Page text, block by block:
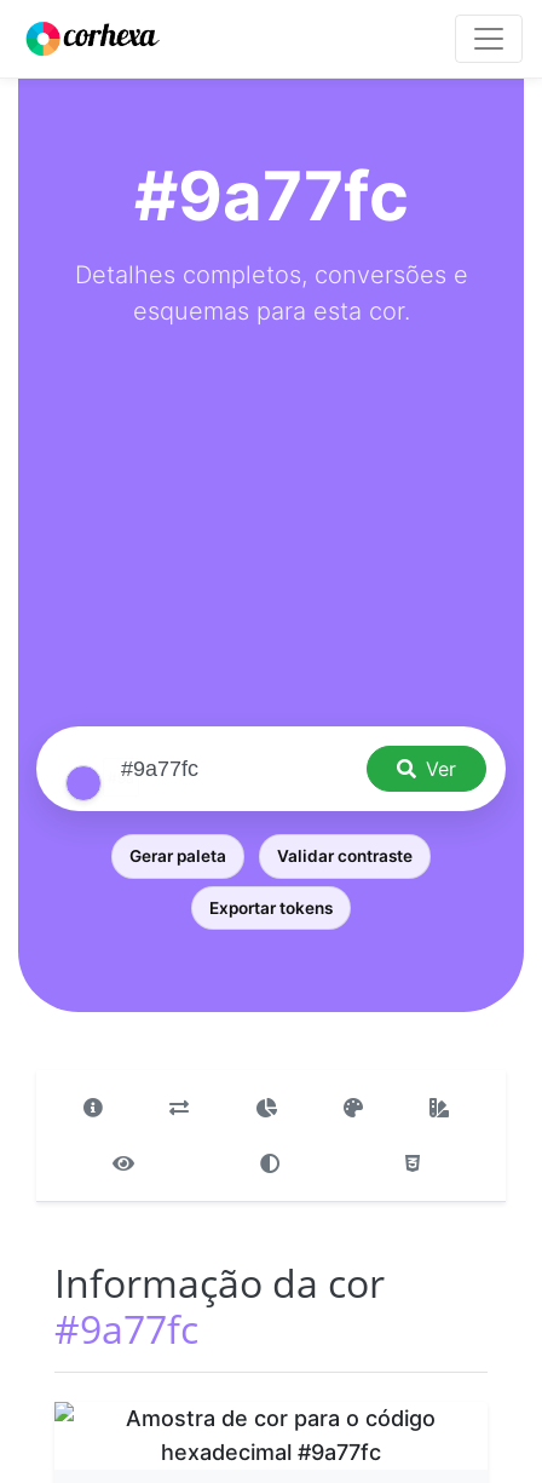
#9a77fc
Detalhes completos, conversões e
esquemas para esta cor.
Ver
Gerar paleta Validar contraste
Exportar tokens
Informação da cor
#9a77fc